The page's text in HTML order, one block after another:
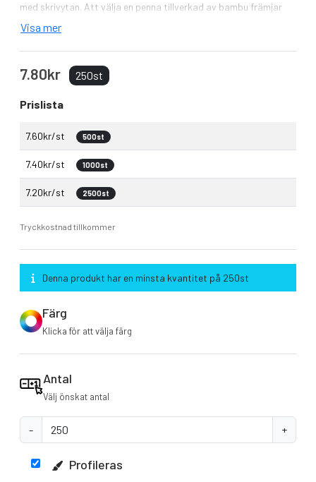
med skrivytan. Att välja en penna tillverkad av bambu främjar
mer hållbara val och uppmuntrar användning av förnybara
1,00 mm och en skrivlängd på 600 meter. Den bläckfria pennans
skrivlängd: 1500 meter.
Visa mer
7.80kr 250st
Prislista
7.60kr/st 500st
7.40kr/st 1000st
7.20kr/st 2500st
Tryckkostnad tillkommer
Denna produkt har en minsta kvantitet på 250st
Färg
Klicka för att välja färg
Antal
Välj önskat antal
- +
Profileras